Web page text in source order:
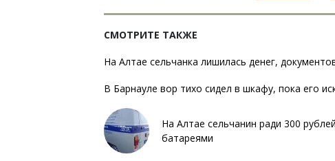
СМОТРИТЕ ТАКЖЕ
На Алтае сельчанка лишилась денег,
В Барнауле вор тихо сидел в шкафу, пока его
На Алтае сельчанин ради 300
батареями